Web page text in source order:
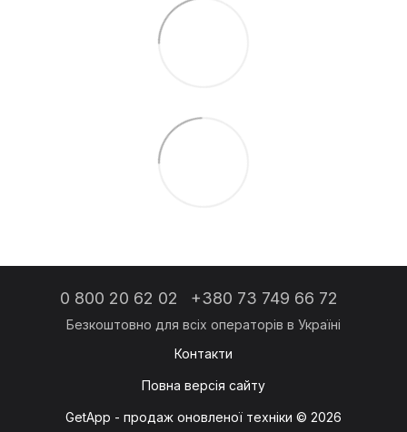
0 800 20 62 02 +380 73 749 66 72
Контакти
Повна версія сайту
GetApp - продаж оновленої техніки © 2026